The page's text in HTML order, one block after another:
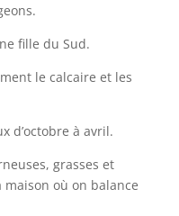
fille du Sud.
le calcaire et les
d’octobre à avril.
grasses et
où on balance